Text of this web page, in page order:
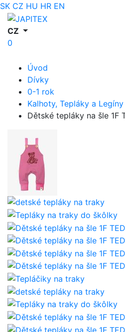
SK CZ HU HR EN
CZ
0
Úvod
Dívky
0-1 rok
Kalhoty, Tepláky a Legíny
Dětské tepláky na šle 1F